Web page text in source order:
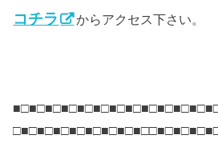
コチラ からアクセス下さい。